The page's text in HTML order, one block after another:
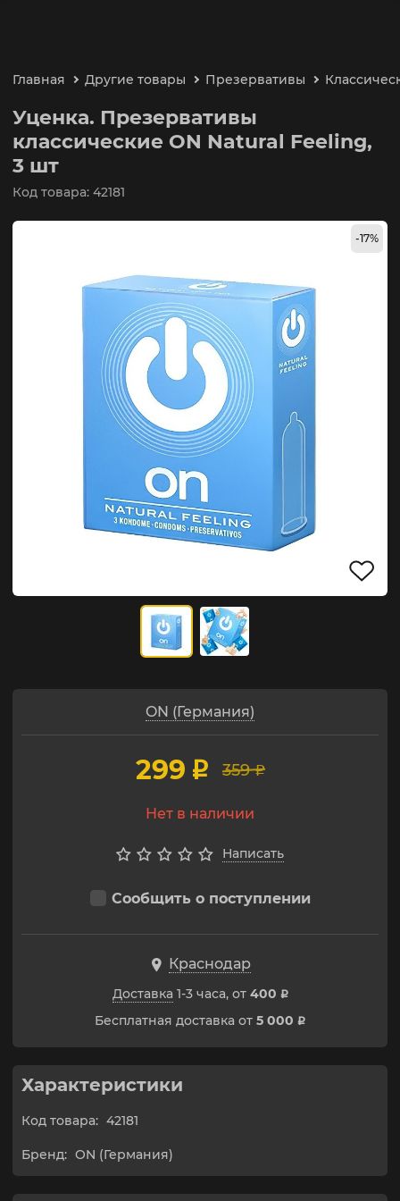
Главная Другие товары Презервативы
Уценка. Презервативы
классические ON Natural Feeling,
3 шт
Код товара: 42181
-17%
ON (Германия)
359 p
299 p
Нет в наличии
Написать
Сообщить о поступлении
Краснодар
Доставка 1-3 часа, от 400 p
Бесплатная доставка от 5 000 p
Характеристики
Код товара: 42181
Бренд: ON (Германия)